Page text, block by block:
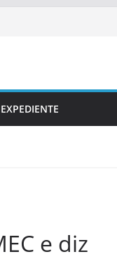
EXPEDIENTE
e diz